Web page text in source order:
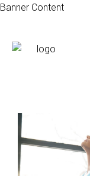
Banner Content